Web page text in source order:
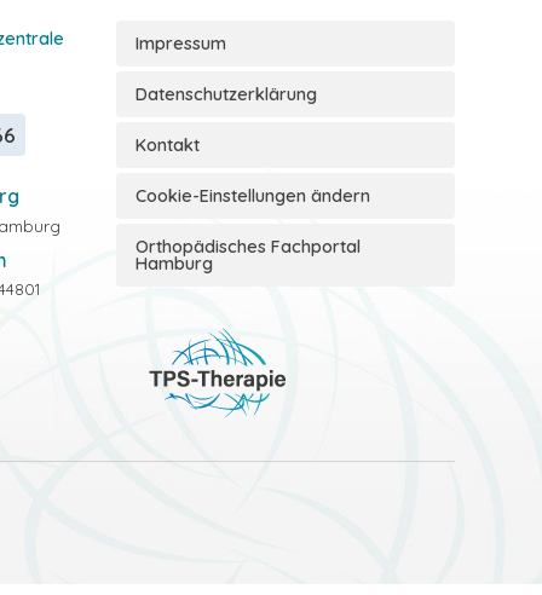
Impressum
Datenschutzerklärung
Kontakt
Cookie-Einstellungen ändern
Orthopädisches Fachportal
Hamburg